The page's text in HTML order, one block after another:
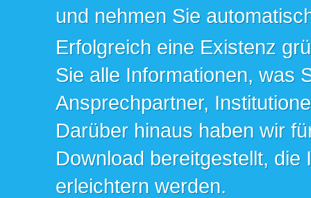
und nehmen Sie
Erfolgreich eine Existenz
Sie alle Informationen, was
Ansprechpartner,
Darüber hinaus haben wir
Download bereitgestellt,
erleichtern werden.